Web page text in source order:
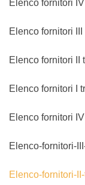
Elenco fornitori
Elenco fornitori
Elenco fornitori II
Elenco fornitori I
Elenco fornitori
Elenco-fornitori-
Elenco-fornitori-